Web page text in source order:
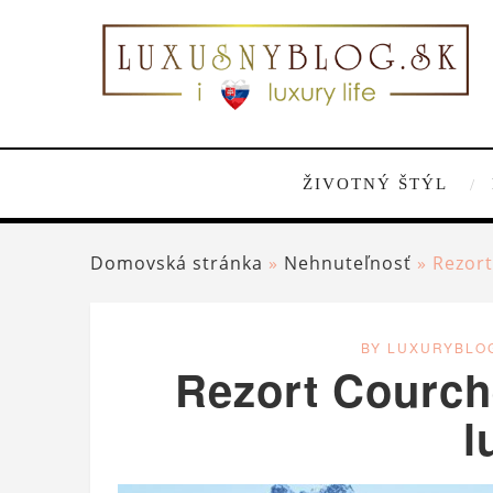
ŽIVOTNÝ ŠTÝL
Domovská stránka » Nehnuteľnosť »
BY
Rezort